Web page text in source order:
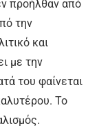
προήλθαν από
την
και
με την
του φαίνεται
Το